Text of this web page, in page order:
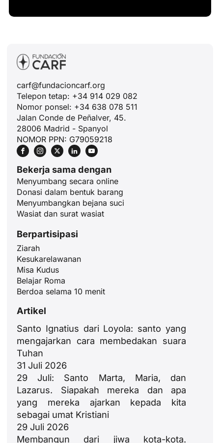
carf@fundacioncarf.org
Telepon tetap: +34 914 029 082
Nomor ponsel: +34 638 078 511
Jalan Conde de Peñalver, 45.
28006 Madrid - Spanyol
NOMOR PPN: G79059218
Bekerja sama dengan
Menyumbang secara online
Donasi dalam bentuk barang
Menyumbangkan bejana suci
Wasiat dan surat wasiat
Berpartisipasi
Ziarah
Kesukarelawanan
Misa Kudus
Belajar Roma
Berdoa selama 10 menit
Artikel
Santo Ignatius dari Loyola: santo yang
mengajarkan cara membedakan suara
Tuhan
31 Juli 2026
29 Juli: Santo Marta, Maria, dan
Lazarus. Siapakah mereka dan apa
yang mereka ajarkan kepada kita
sebagai umat Kristiani
29 Juli 2026
Membangun dari jiwa kota-kota.